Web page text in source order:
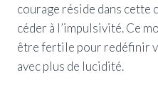
courage réside dans cette
céder à l’impulsivité. Ce
être fertile pour redéfinir
avec plus de lucidité.